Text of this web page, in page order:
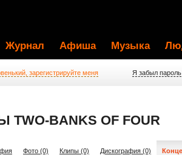
Журнал Афиша Музыка
зарегистрируйте меня Я забыл пароль
BANKS OF FOUR
Фото (0) Клипы (0) Дискография (0)